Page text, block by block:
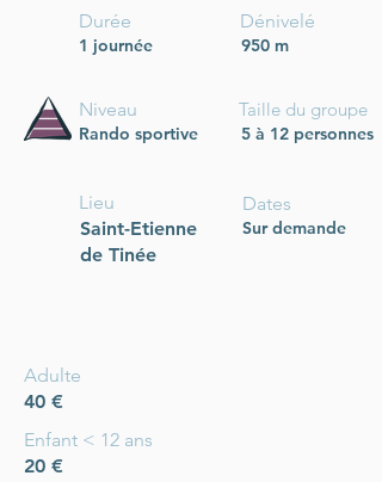
Durée
1 journée
Dénivelé
950 m
Niveau
Rando sportive 5 à 12 personnes
Taille du groupe
Lieu
Saint-Etienne
de Tinée
Dates
Sur demande
Adulte
40 €
Enfant < 12 ans
20 €